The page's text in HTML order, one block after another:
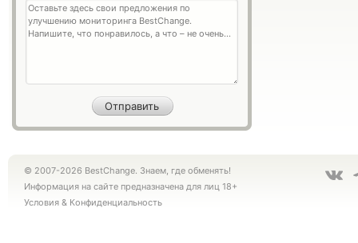
© 2007-2026 BestChange. Знаем, где обменять!
Информация на сайте предназначена для лиц 18+
Условия & Конфиденциальность